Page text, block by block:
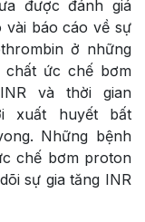
được đánh giá
báo cáo về sự
ở những
chất ức chế bơm
và thời gian
xuất huyết bất
Những bệnh
chế bơm proton
sự gia tăng INR